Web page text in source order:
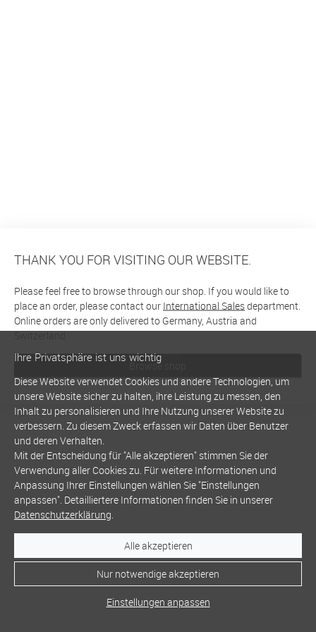
THANK YOU FOR VISITING OUR WEBSITE.
Please feel free to browse through our shop. If you would like to
place an order, please contact our International Salesdepartment.
Online orders are only delivered to Germany, Austria and
Switzerland
Browse shop
Ihre Privatsphäre ist uns wichtig
Diese Website verwendet Cookies und andere Technologien, um
unsere Website sicher zu halten, ihre Leistung zu messen, den
Inhalt zu personalisieren und Ihre Nutzung unserer Website zu
verbessern. Zu diesem Zweck erfassen wir Daten über Benutzer
und deren Verhalten.
Mit der Entscheidung für "Alle akzeptieren" stimmen Sie der
Verwendung aller Cookies zu. Für weitere Informationen und
Anpassung Ihrer Einstellungen wählen Sie "Einstellungen
anpassen". Detailliertere Informationen finden Sie in unserer
Datenschutzerklärung.
Alle akzeptieren
Nur notwendige akzeptieren
Einstellungen anpassen